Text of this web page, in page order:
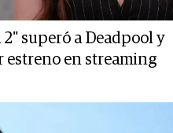
superó a Deadpool y
estreno en streaming